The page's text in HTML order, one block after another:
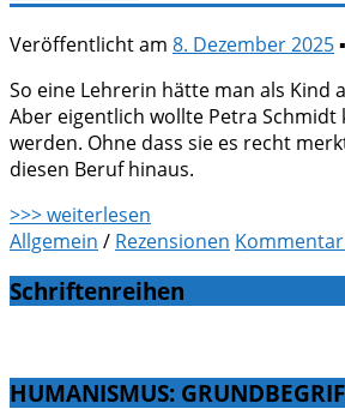
Veröffentlicht am 8. Dezember 2025▪
So eine Lehrerin hätte man als Kind
Aber eigentlich wollte Petra Schmidt
werden. Ohne dass sie es recht
diesen Beruf hinaus.
>>> weiterlesen
Allgemein / Rezensionen
Schriftenreihen
HUMANISMUS: